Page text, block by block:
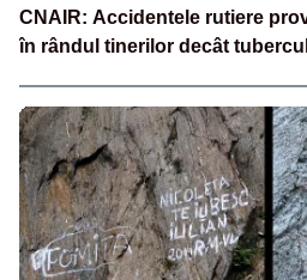
CNAIR: Accidentele rutiere
în rândul tinerilor decât